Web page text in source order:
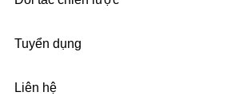
Tuyển dụng
Liên hệ